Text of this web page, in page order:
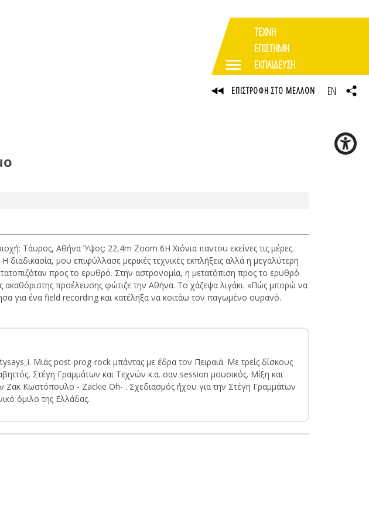
Τάυρος, Αθήνα Ύψος: 22,4m Zoom 6H Χιόνια παντου εκείνες τις μέρες.
μου επιφύλλασε μερικές τεχνικές εκπλήξεις αλλά η μεγαλύτερη
προς το ερυθρό. Στην αστρονομία, η μετατόπιση προς το ερυθρό
προέλευσης φώτιζε την Αθήνα. Το χάζεψα λιγάκι. «Πώς μπορώ να
για ένα field recording και κατέληξα να κοιτάω τον παγωμένο ουρανό.
Μιάς post-prog-rock μπάντας με έδρα τον Πειραιά. Με τρείς δίσκους
Στέγη Γραμμάτων και Τεχνών κ.α. σαν session μουσικός. Μίξη και
Ζακ Κωστόπουλο - Zackie Oh- . Σχεδιασμός ήχου για την Στέγη Γραμμάτων
όμιλο της Ελλάδας.
ΤΕΧΝΗ
ΕΠΙΣΤΗΜΗ
ΕΚΠΑΙΔΕΥΣΗ
ΕΠΙΣΤΡΟΦΗ ΣΤΟ ΜΕΛΛΟΝ EN